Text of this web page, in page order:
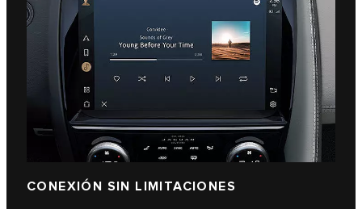
CONEXIÓN SIN LIMITACIONES